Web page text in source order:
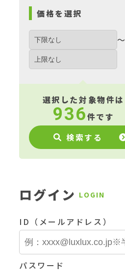
価格を選択
〜
選択した対象物件は
936件です
検索する
ログイン LOGIN
ID（メールアドレス）
パスワード